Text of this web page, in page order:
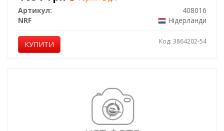
Артикул:
408016
NRF
Нідерланди
КУПИТИ Код: 3864202-54